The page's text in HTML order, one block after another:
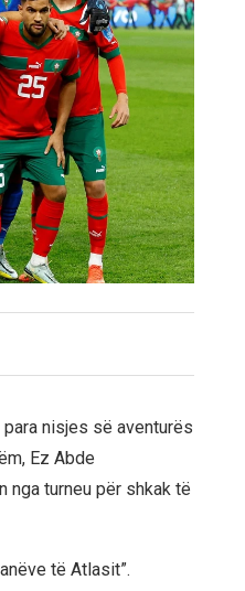
nisjes së aventurës
Ez Abde
nga turneu për shkak të
të Atlasit”.